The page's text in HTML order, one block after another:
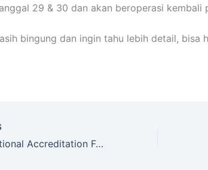
29 & 30 dan akan beroperasi kembali
bingung dan ingin tahu lebih detail, bisa
IAF (International Accreditation Forum) Itu Apa Ya?